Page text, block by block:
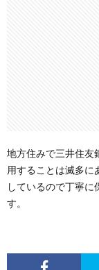
地方住みで三井住友
用することは滅多に
しているので丁寧に
す。